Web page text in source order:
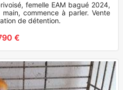
femelle EAM bagué 2024,
commence à parler. Vente
de détention.
€